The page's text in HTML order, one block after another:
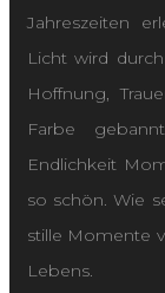
Jahreszeiten
Licht wird
Hoffnung,
Farbe
Endlichkeit
so schön. Wie
stille Momente
Lebens.